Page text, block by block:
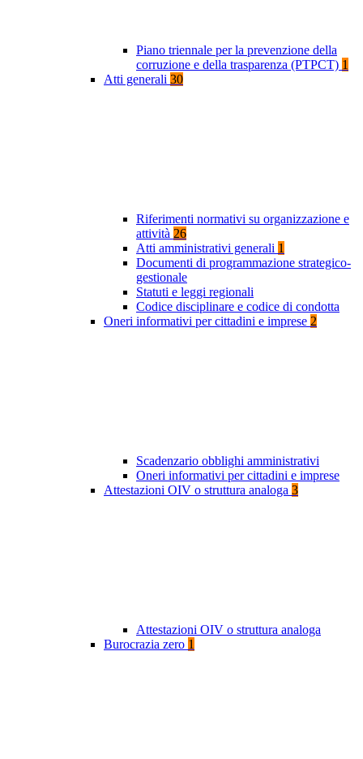
Piano triennale per la prevenzione della
corruzione e della trasparenza (PTPCT) 1
Atti generali 30
Riferimenti normativi su organizzazione e
attività 26
Atti amministrativi generali 1
Documenti di programmazione strategico-
gestionale
Statuti e leggi regionali
Codice disciplinare e codice di condotta
Oneri informativi per cittadini e imprese 2
Scadenzario obblighi amministrativi
Oneri informativi per cittadini e imprese
Attestazioni OIV o struttura analoga 3
Attestazioni OIV o struttura analoga
Burocrazia zero 1